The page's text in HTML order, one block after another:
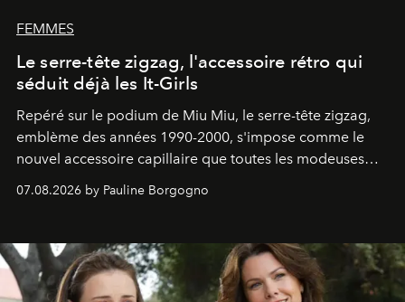
FEMMES
Le serre-tête zigzag, l'accessoire rétro qui
séduit déjà les It-Girls
Repéré sur le podium de Miu Miu, le serre-tête zigzag,
emblème des années 1990-2000, s'impose comme le
nouvel accessoire capillaire que toutes les modeuses
07.08.2026 by Pauline Borgogno